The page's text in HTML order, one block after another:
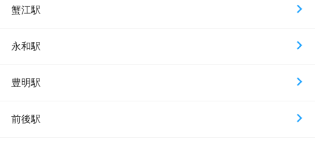
蟹江駅
永和駅
豊明駅
前後駅